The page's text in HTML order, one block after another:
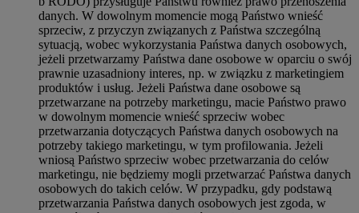
danych. W dowolnym momencie mogą Państwo wnieść
sprzeciw, z przyczyn związanych z Państwa szczególną
sytuacją, wobec wykorzystania Państwa danych osobowych,
jeżeli przetwarzamy Państwa dane osobowe w oparciu o swój
prawnie uzasadniony interes, np. w związku z marketingiem
produktów i usług. Jeżeli Państwa dane osobowe są
przetwarzane na potrzeby marketingu, macie Państwo prawo
w dowolnym momencie wnieść sprzeciw wobec
przetwarzania dotyczących Państwa danych osobowych na
potrzeby takiego marketingu, w tym profilowania. Jeżeli
wniosą Państwo sprzeciw wobec przetwarzania do celów
marketingu, nie będziemy mogli przetwarzać Państwa danych
osobowych do takich celów. W przypadku, gdy podstawą
przetwarzania Państwa danych osobowych jest zgoda, w